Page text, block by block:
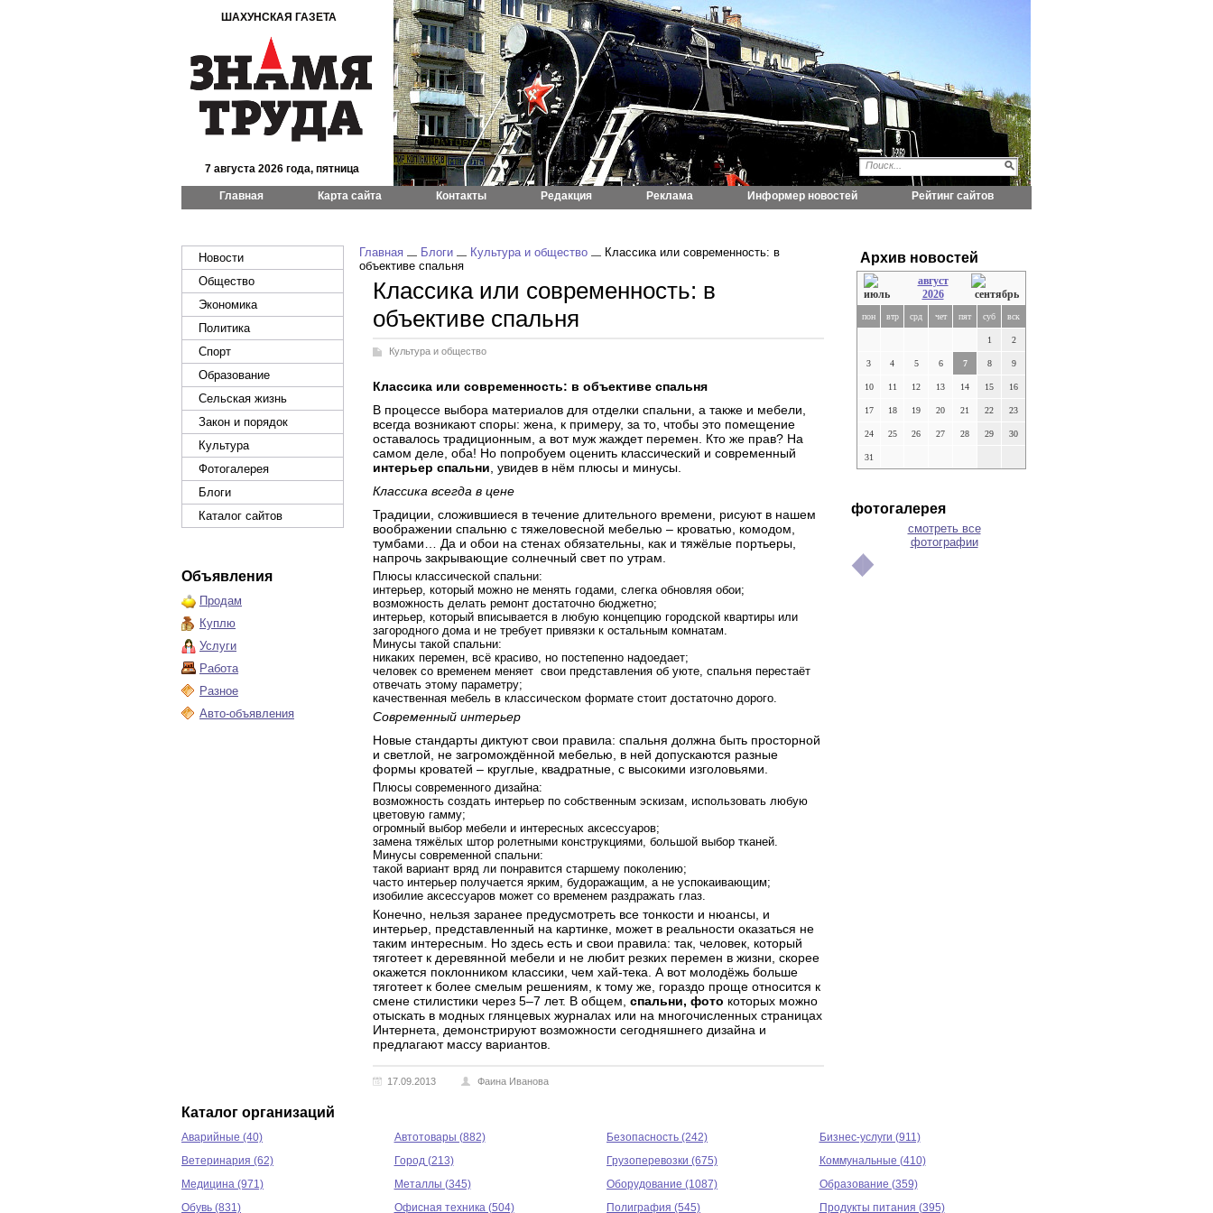
ШАХУНСКАЯ ГАЗЕТА
7 августа 2026 года, пятница
Главная Карта сайта Контакты Редакция Реклама Информер новостей Рейтинг сайтов
Новости
Общество
Экономика
Политика
Спорт
Образование
Сельская жизнь
Закон и порядок
Культура
Фотогалерея
Блоги
Каталог сайтов
Объявления
Продам
Куплю
Услуги
Работа
Разное
Авто-объявления
Главная Блоги Культура и общество
Классика или современность: в
объективе спальня
Классика или современность: в
объективе спальня
Культура и общество
Классика или современность: в объективе спальня
В процессе выбора материалов для отделки спальни, а также и мебели,
всегда возникают споры: жена, к примеру, за то, чтобы это помещение
оставалось традиционным, а вот муж жаждет перемен. Кто же прав? На
самом деле, оба! Но попробуем оценить классический и современный
интерьер спальни , увидев в нём плюсы и минусы.
Классика всегда в цене
Традиции, сложившиеся в течение длительного времени, рисуют в нашем
воображении спальню с тяжеловесной мебелью – кроватью, комодом,
тумбами… Да и обои на стенах обязательны, как и тяжёлые портьеры,
напрочь закрывающие солнечный свет по утрам.
Плюсы классической спальни:
интерьер, который можно не менять годами, слегка обновляя обои;
возможность делать ремонт достаточно бюджетно;
интерьер, который вписывается в любую концепцию городской квартиры или
загородного дома и не требует привязки к остальным комнатам.
Минусы такой спальни:
никаких перемен, всё красиво, но постепенно надоедает;
человек со временем меняет свои представления об уюте, спальня перестаёт
отвечать этому параметру;
качественная мебель в классическом формате стоит достаточно дорого.
Современный интерьер
Новые стандарты диктуют свои правила: спальня должна быть просторной
и светлой, не загромождённой мебелью, в ней допускаются разные
формы кроватей – круглые, квадратные, с высокими изголовьями.
Плюсы современного дизайна:
возможность создать интерьер по собственным эскизам, использовать любую
цветовую гамму;
огромный выбор мебели и интересных аксессуаров;
замена тяжёлых штор ролетными конструкциями, большой выбор тканей.
Минусы современной спальни:
такой вариант вряд ли понравится старшему поколению;
часто интерьер получается ярким, будоражащим, а не успокаивающим;
изобилие аксессуаров может со временем раздражать глаз.
Конечно, нельзя заранее предусмотреть все тонкости и нюансы, и
интерьер, представленный на картинке, может в реальности оказаться не
таким интересным. Но здесь есть и свои правила: так, человек, который
тяготеет к деревянной мебели и не любит резких перемен в жизни, скорее
окажется поклонником классики, чем хай-тека. А вот молодёжь больше
тяготеет к более смелым решениям, к тому же, гораздо проще относится к
смене стилистики через 5–7 лет. В общем, спальни, фото которых можно
отыскать в модных глянцевых журналах или на многочисленных страницах
Интернета, демонстрируют возможности сегодняшнего дизайна и
предлагают массу вариантов.
17.09.2013 Фаина Иванова
Архив новостей
август
2026
пон втр срд чет пят суб вск
1 2
3 4 5 6 7 8 9
10 11 12 13 14 15 16
17 18 19 20 21 22 23
24 25 26 27 28 29 30
31
фотогалерея
смотреть все
фотографии
Каталог организаций
Аварийные (40) Автотовары (882) Безопасность (242)
Бизнес-услуги (911)
Ветеринария (62)
Город (213) Грузоперевозки (675)
Коммунальные (410)
Медицина (971)
Металлы (345) Оборудование (1087)
Образование (359)
Обувь (831)
Офисная техника (504) Полиграфия (545) Продукты питания (395)